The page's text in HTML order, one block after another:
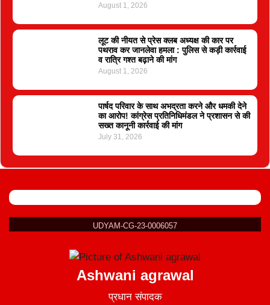
August 1, 2026
लूट की नीयत से प्रेस क्लब अध्यक्ष की कार पर
पथराव कर जानलेवा हमला : पुलिस से कड़ी कार्रवाई
व रात्रि गश्त बढ़ाने की मांग
August 1, 2026
पार्षद परिवार के साथ अभद्रता करने और धमकी देने
का आरोप! कांग्रेस प्रतिनिधिमंडल ने प्रशासन से की
सख्त कानूनी कार्रवाई की मांग
July 31, 2026
UDYAM-CG-23-0006057
Ashwani agrawal
प्रधान संपादक